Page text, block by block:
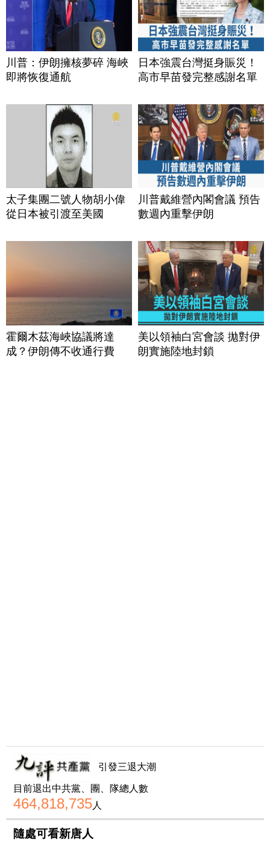
川普：伊朗擁核夢碎 海峽
即將恢復通航
日本強震台灣挺身賑災！
高市早苗發完整感謝名單
太子集團二號人物胡小偉
從日本被引渡至美國
川普戴維營內閣會議 預告
數週內重擊伊朗
霍爾木茲海峽協議將達
成？伊朗傳不收通行費
美以領袖白宮會談 拋對伊
朗實施陸地封鎖
引發三退大潮
目前退出中共黨、團、隊總人數
464,818,735人
隨處可看新唐人